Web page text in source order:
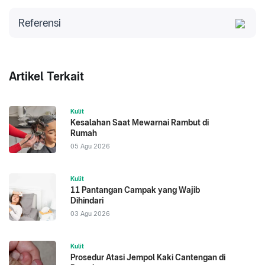
Referensi
Journal of Drugs in Dermatology. Diakses 2023.
in treatment of itch associated with dry, irritated skin.
Cleveland Clinic. Diakses 2023. Home Remedies for
Itchy Skin.
Artikel Terkait
Kulit
Kesalahan Saat Mewarnai Rambut di
Rumah
05 Agu 2026
Kulit
11 Pantangan Campak yang Wajib
Dihindari
03 Agu 2026
Kulit
Prosedur Atasi Jempol Kaki Cantengan di